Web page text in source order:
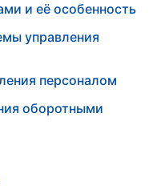
и её особенность
управления
персоналом
оборотными